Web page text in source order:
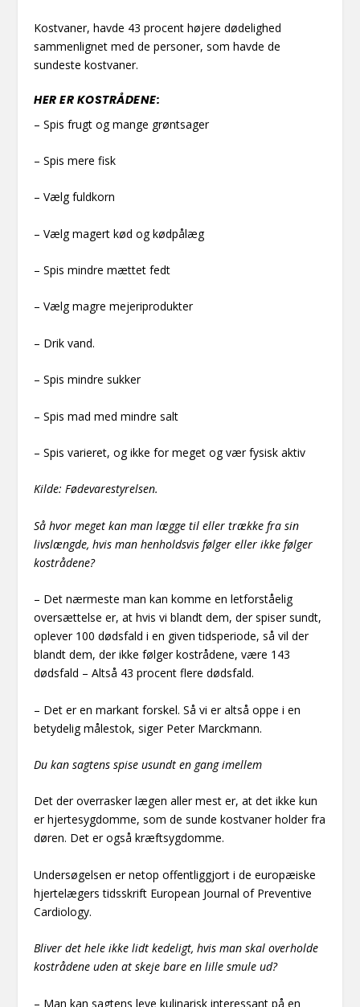
Kostvaner, havde 43 procent højere dødelighed
sammenlignet med de personer, som havde de
sundeste kostvaner.
HER ER KOSTRÅDENE:
– Spis frugt og mange grøntsager
– Spis mere fisk
– Vælg fuldkorn
– Vælg magert kød og kødpålæg
– Spis mindre mættet fedt
– Vælg magre mejeriprodukter
– Drik vand.
– Spis mindre sukker
– Spis mad med mindre salt
– Spis varieret, og ikke for meget og vær fysisk aktiv
Kilde: Fødevarestyrelsen.
Så hvor meget kan man lægge til eller trække fra sin
livslængde, hvis man henholdsvis følger eller ikke følger
kostrådene?
– Det nærmeste man kan komme en letforståelig
oversættelse er, at hvis vi blandt dem, der spiser sundt,
oplever 100 dødsfald i en given tidsperiode, så vil der
blandt dem, der ikke følger kostrådene, være 143
dødsfald – Altså 43 procent flere dødsfald.
– Det er en markant forskel. Så vi er altså oppe i en
betydelig målestok, siger Peter Marckmann.
Du kan sagtens spise usundt en gang imellem
Det der overrasker lægen aller mest er, at det ikke kun
er hjertesygdomme, som de sunde kostvaner holder fra
døren. Det er også kræftsygdomme.
Undersøgelsen er netop offentliggjort i de europæiske
hjertelægers tidsskrift European Journal of Preventive
Cardiology.
Bliver det hele ikke lidt kedeligt, hvis man skal overholde
kostrådene uden at skeje bare en lille smule ud?
– Man kan sagtens leve kulinarisk interessant på en